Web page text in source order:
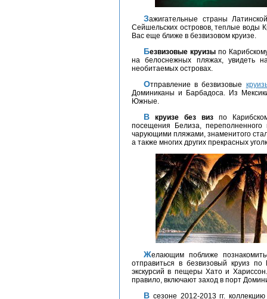
Зажигательные страны Латинской Америки, затерянные атоллы Мальдивских и
Сейшельских островов, теплые воды
Вас еще ближе в безвизовом круизе.
Безвизовые круизы по
на белоснежных пляжах, увидеть
необитаемых островах.
Отправление в безвизовые
Доминиканы и Барбадоса. Из
Южные.
Вкруизе без виз по
посещения Белиза, переполненного
чарующими пляжами, знаменитого
а также многих других прекрасных
Желающим поближе познакомиться с экзотической природой, мы рекомендуем
отправиться в безвизовый круиз
экскурсий в пещеры Хато и
правило, включают заход в порт
В сезоне 2012-2013 гг. коллекцию безвизовых круизов пополнил маршрут "Вокруг